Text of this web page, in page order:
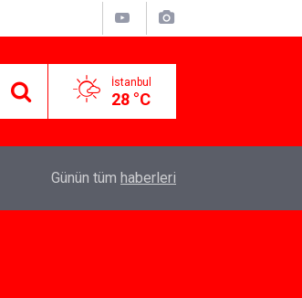
İstanbul
28 °C
Özlem Drahyalı Kimdir, Nereli ve Kaç
Günün tüm haberleri